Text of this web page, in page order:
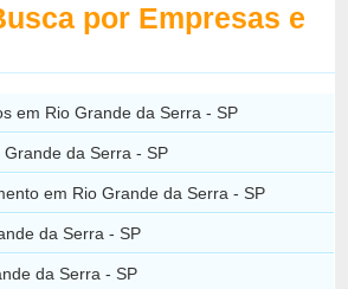
por Empresas e
em Rio Grande da Serra - SP
da Serra - SP
em Rio Grande da Serra - SP
da Serra - SP
da Serra - SP